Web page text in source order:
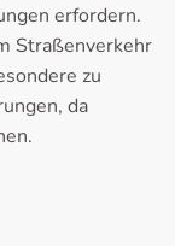
erfordern.
Straßenverkehr
zu
da